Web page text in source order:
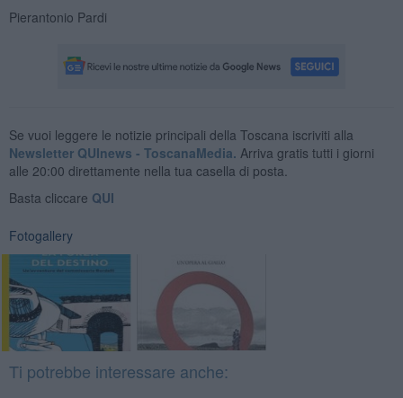
Pierantonio Pardi
Se vuoi leggere le notizie principali della Toscana iscriviti alla
Newsletter QUInews - ToscanaMedia. Arriva gratis tutti i giorni
alle 20:00 direttamente nella tua casella di posta.
Basta cliccare QUI
Fotogallery
Ti potrebbe interessare anche: